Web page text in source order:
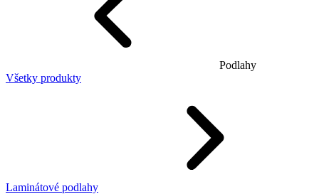
Podlahy
Všetky produkty
Laminátové podlahy